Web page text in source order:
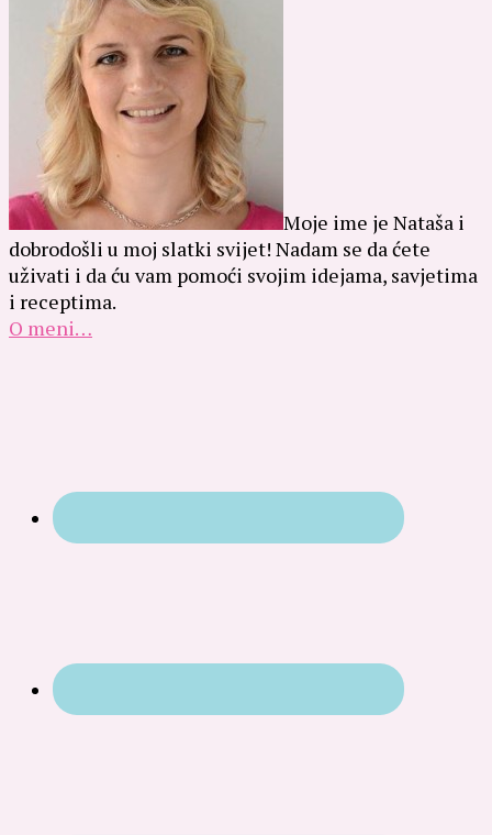
Moje ime je Nataša i
dobrodošli u moj slatki svijet! Nadam se da ćete
uživati i da ću vam pomoći svojim idejama, savjetima
i receptima.
O meni…